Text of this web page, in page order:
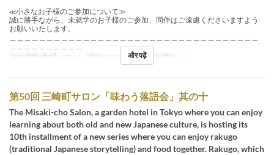
≪小さなお子様のご参加について≫
誠に勝手ながら、未就学のお子様のご参加、同伴はご遠慮くださいますよう
お願いいたします。
मान्य तिथि सीमाएँ
अप्र 11 भोजन रात का खाना आदेश सीमा ~ 4
और पढ़ें
第50回 三崎町サロン「味わう落語会」其の十
The Misaki-cho Salon, a garden hotel in Tokyo where you can enjoy
learning about both old and new Japanese culture, is hosting its
10th installment of a new series where you can enjoy rakugo
(traditional Japanese storytelling) and food together. Rakugo, which